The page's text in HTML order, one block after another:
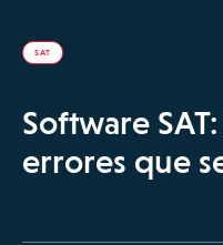
SAT
Software
errores que